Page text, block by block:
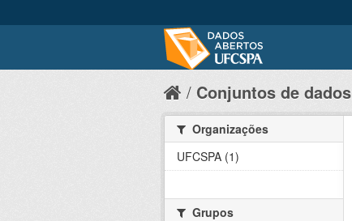
Conjuntos de dados
Organizações
UFCSPA (1)
Grupos